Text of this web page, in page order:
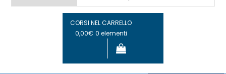
CORSI NEL CARRELLO
0,00€ 0 elementi